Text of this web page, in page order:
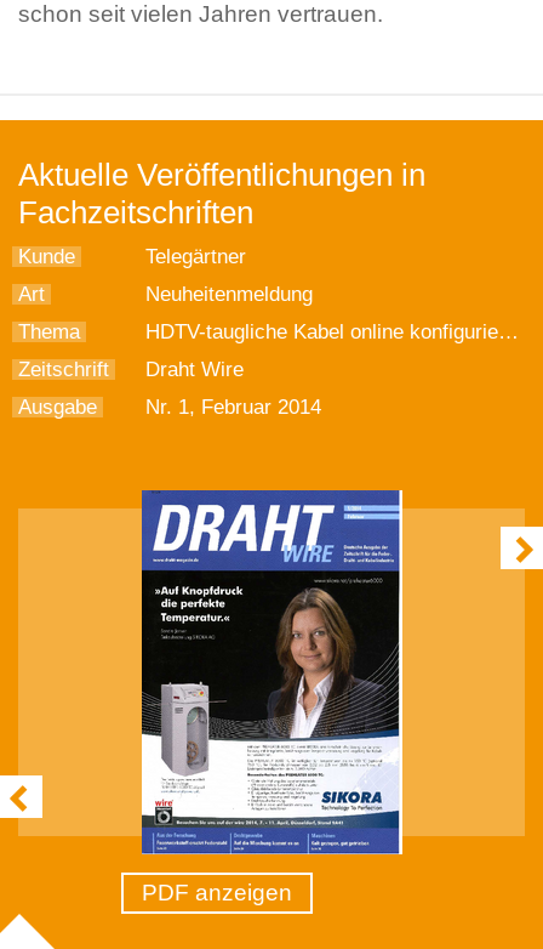
schon seit vielen Jahren vertrauen.
Aktuelle Veröffentlichungen in
Fachzeitschriften
Kunde
Telegärtner
Art
Neuheitenmeldung
Thema
HDTV-taugliche Kabel online konfigurieren
Zeitschrift
Draht Wire
Ausgabe
Nr. 1, Februar 2014
PDF anzeigen